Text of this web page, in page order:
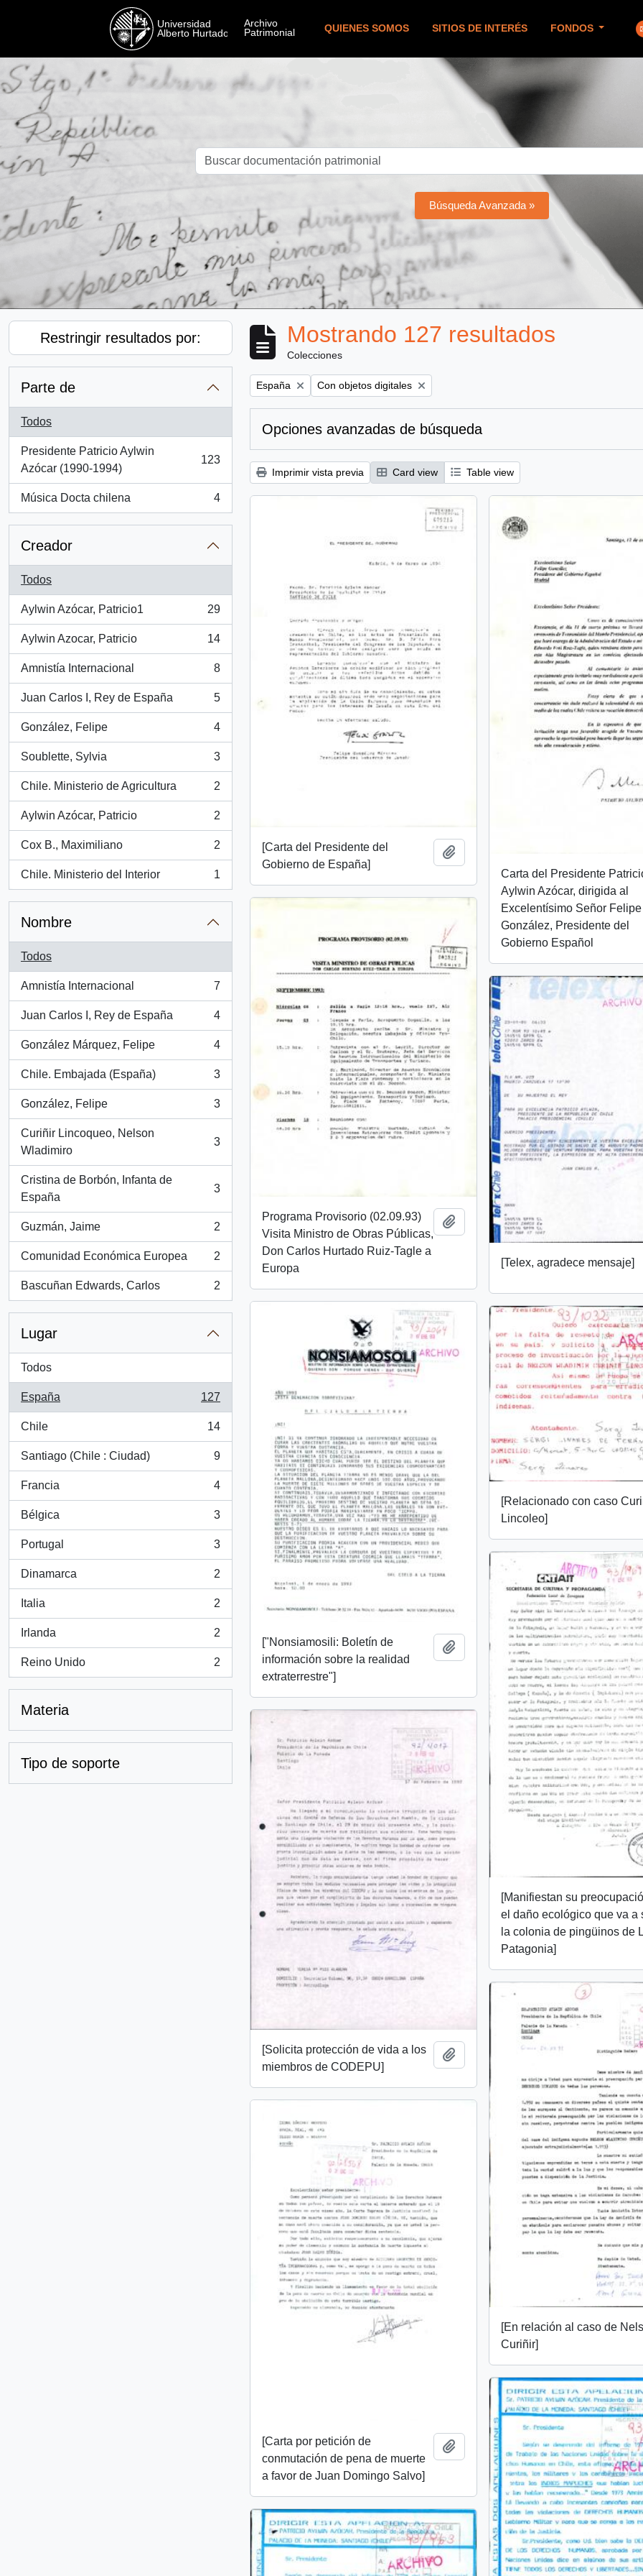
QUIENES SOMOS SITIOS DE INTERÉS FONDOS
Búsqueda Avanzada »
Restringir resultados por:
Parte de
Todos
Presidente Patricio Aylwin
Azócar (1990-1994)
, 123 resultados
123
Música Docta chilena
, 4 resultados
4
Creador
Todos
Aylwin Azócar, Patricio1
, 29 resultados
29
Aylwin Azocar, Patricio
, 14 resultados
14
Amnistía Internacional
, 8 resultados
8
Juan Carlos I, Rey de España
, 5 resultados
5
González, Felipe
, 4 resultados
4
Soublette, Sylvia
, 3 resultados
3
Chile. Ministerio de Agricultura
, 2 resultados
2
Aylwin Azócar, Patricio
, 2 resultados
2
Cox B., Maximiliano
, 2 resultados
2
Chile. Ministerio del Interior
, 1 resultados
1
Nombre
Todos
Amnistía Internacional
, 7 resultados
7
Juan Carlos I, Rey de España
, 4 resultados
4
González Márquez, Felipe
, 4 resultados
4
Chile. Embajada (España)
, 3 resultados
3
González, Felipe
, 3 resultados
3
Curiñir Lincoqueo, Nelson
Wladimiro
, 3 resultados
3
Cristina de Borbón, Infanta de
España
, 3 resultados
3
Guzmán, Jaime
, 2 resultados
2
Comunidad Económica Europea
, 2 resultados
2
Bascuñan Edwards, Carlos
, 2 resultados
2
Lugar
Todos
España
, 127 resultados
127
Chile
, 14 resultados
14
Santiago (Chile : Ciudad)
, 9 resultados
9
Francia
, 4 resultados
4
Bélgica
, 3 resultados
3
Portugal
, 3 resultados
3
Dinamarca
, 2 resultados
2
Italia
, 2 resultados
2
Irlanda
, 2 resultados
2
Reino Unido
, 2 resultados
2
Materia
Tipo de soporte
Mostrando 127 resultados
Colecciones
Remove filter:
España Remove filter:
Con objetos digitales
Opciones avanzadas de búsqueda
Imprimir vista previa Card view Table view
[Carta del Presidente del
Gobierno de España]
Carta del Presidente
Aylwin Azócar, dirigida al
Excelentísimo Señor Felipe
González, Presidente del
Gobierno Español
Programa Provisorio (02.09.93)
Visita Ministro de Obras Públicas,
Don Carlos Hurtado Ruiz-Tagle a
Europa
Añadir al portapapeles
[Telex, agradece mensaje]
["Nonsiamosili: Boletín de
información sobre la realidad
extraterrestre"]
Añadir al portapapeles
[Relacionado con caso
Lincoleo]
[Manifiestan su
el daño ecológico que va a
la colonia de pingüinos de
Patagonia]
[Solicita protección de vida a los
miembros de CODEPU]
Añadir al portapapeles
[En relación al caso de
Curiñir]
[Carta por petición de
conmutación de pena de muerte
a favor de Juan Domingo Salvo]
Añadir al portapapeles